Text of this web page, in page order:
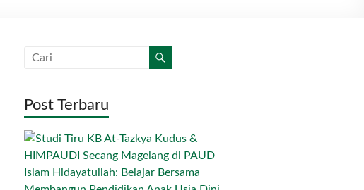
Post Terbaru